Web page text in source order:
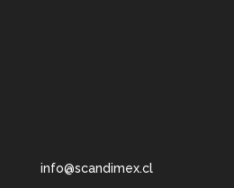
info@scandimex.cl